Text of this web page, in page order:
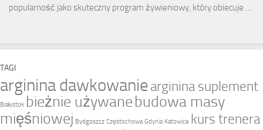
popularność jako skuteczny program żywieniowy, który obiecuje …
TAGI
arginina dawkowaniearginina suplement
Białystok bieżnie używanebudowa masy
mięśniowej Bydgoszcz Częstochowa Gdynia Katowice kurs trenera